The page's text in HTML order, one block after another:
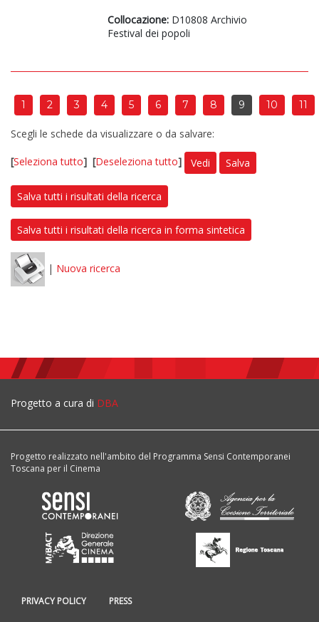
Collocazione: D10808 Archivio
Festival dei popoli
1 2 3 4 5 6 7 8 9 10 11
Scegli le schede da visualizzare o da salvare:
[Seleziona tutto] [Deseleziona tutto] Vedi Salva
Salva tutti i risultati della ricerca
Salva tutti i risultati della ricerca in forma sintetica
| Nuova ricerca
Progetto a cura di DBA
Progetto realizzato nell'ambito del Programma Sensi Contemporanei
Toscana per il Cinema
PRIVACY POLICY PRESS